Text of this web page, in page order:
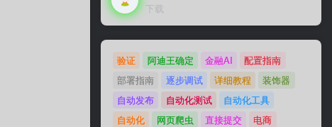
下载
验证 阿迪王确定 金融AI
配置指南
部署指南
逐步调试 详细教程
装饰器
自动发布
自动化测试
自动化工具
自动化
网页爬虫 直接提交
电商